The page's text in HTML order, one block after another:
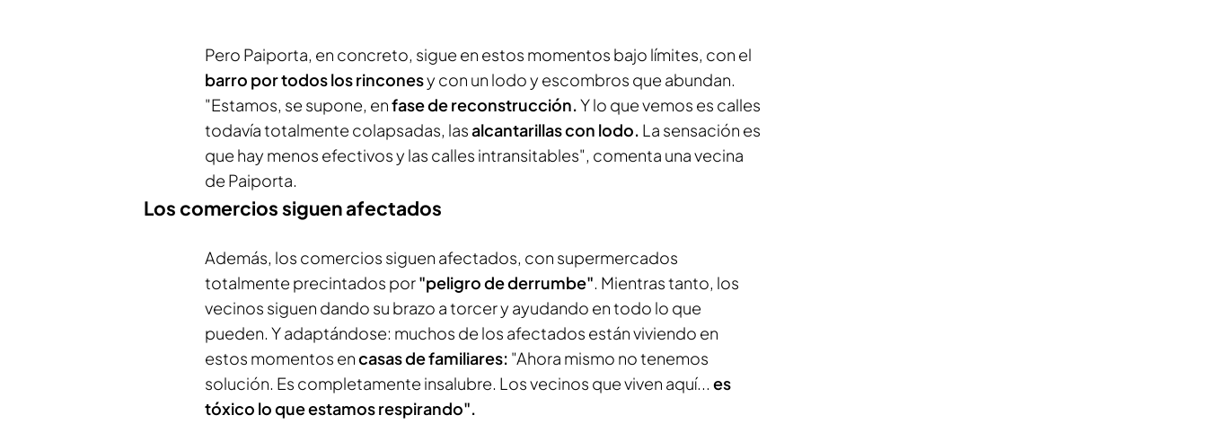
Pero Paiporta, en concreto, sigue en estos momentos bajo límites, con el
barro por todos los rinconesy con un lodo y escombros que abundan.
"Estamos, se supone, enfase de reconstrucción.Y lo que vemos es calles
todavía totalmente colapsadas, lasalcantarillas con lodo. La sensación es
que hay menos efectivos y las calles intransitables", comenta una vecina
de Paiporta.
Los comercios siguen afectados
Además, los comercios siguen afectados, con supermercados
totalmente precintados por"peligro de derrumbe". Mientras tanto, los
vecinos siguen dando su brazo a torcer y ayudando en todo lo que
pueden. Y adaptándose: muchos de los afectados están viviendo en
estos momentos encasas de familiares: "Ahora mismo no tenemos
solución. Es completamente insalubre. Los vecinos que viven aquí... es
tóxico lo que estamos respirando".